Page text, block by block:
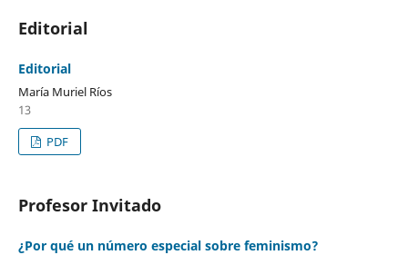
Editorial
Editorial
María Muriel Ríos
13
PDF
Profesor Invitado
¿Por qué un número especial sobre feminismo?